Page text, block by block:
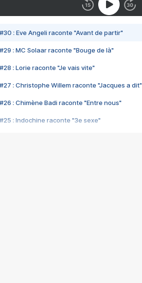
#30 : Eve Angeli raconte "Avant de partir"
#29 : MC Solaar raconte "Bouge de là"
#28 : Lorie raconte "Je vais vite"
#27 : Christophe Willem raconte "Jacques a dit"
#26 : Chimène Badi raconte "Entre nous"
#25 : Indochine raconte "3e sexe"